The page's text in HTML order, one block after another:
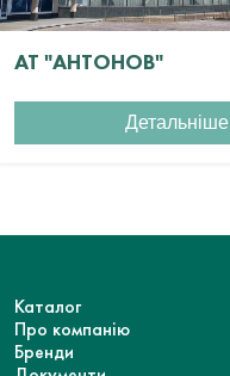
АТ "АНТОНОВ"
Детальніше
Каталог
Про компанію
Бренди